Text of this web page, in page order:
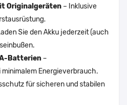
Originalgeräten – Inklusive
Sie den Akku jederzeit (auch
Batterien –
Energieverbrauch.
für sicheren und stabilen